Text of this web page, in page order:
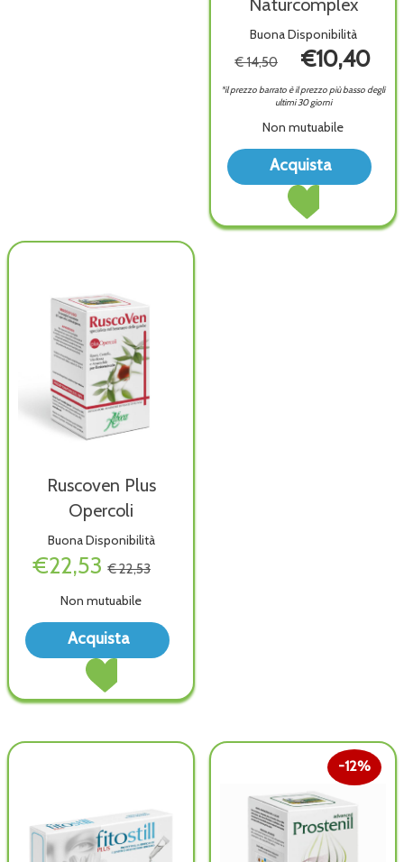
Naturcomplex
Buona Disponibilità
€ 14,50
€10,40
*il prezzo barrato è il prezzo più basso degli
ultimi 30 giorni
Non mutuabile
Acquista
Acquista Vitamin
Naturcomplex al
Ruscoven Plus
Opercoli
Buona Disponibilità
€22,53 € 22,53
Non mutuabile
Acquista
Acquista Ruscoven
Opercoli al
wishlist
12%